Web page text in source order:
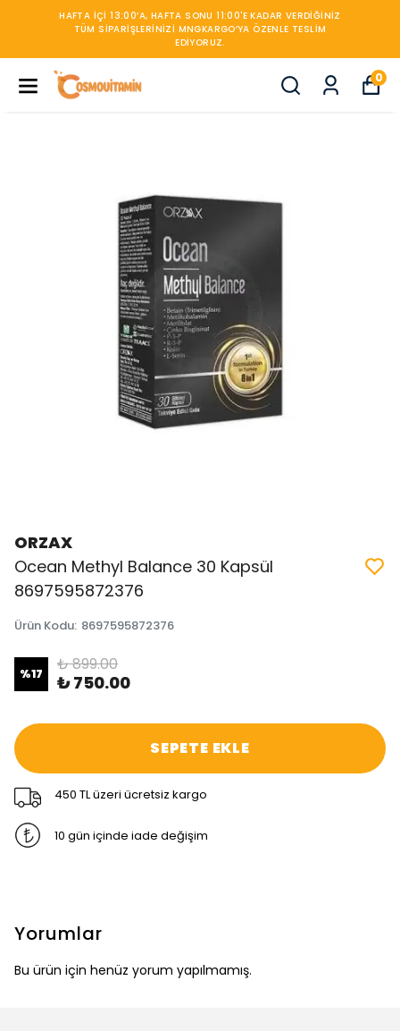
450TL ÜZERİ KARGO BEDAVA
0
ORZAX
Ocean Methyl Balance 30 Kapsül
8697595872376
Ürün Kodu: 8697595872376
%17 ₺ 899.00
₺ 750.00
SEPETE EKLE
450 TL üzeri ücretsiz kargo
10 gün içinde iade değişim
Yorumlar
Bu ürün için henüz yorum yapılmamış.